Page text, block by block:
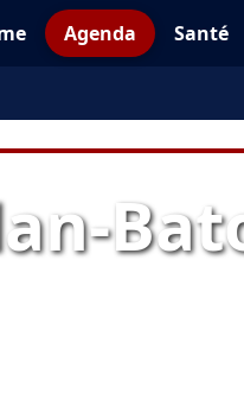
Agenda Santé